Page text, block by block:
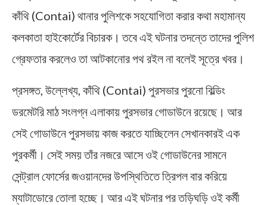
কাঁথি (Contai) থানার পুলিশকে সহযোগিতা করার কথা মহামান্য
কলকাতা হাইকোর্টের বিচারক। তবে এই ঘটনার তদন্তে তাদের পুলিশ
গ্রেফতার করলেও তা আটকানোর পথ রইল না বলেই সূত্রে খবর।
প্রসঙ্গত, উল্লেখ্য, কাঁথি (Contai) পুরসভার পুরনো বিল্ডিং
ডরমেটরি মাঠ সংলগ্ন এলাকায় পুরসভার গোডাউনে রয়েছে। আর
সেই গোডাউনে পুরসভায় কাজ করতে যাচ্ছিলেন সেখানকারই এক
পুরকর্মী। সেই সময় তাঁর নজরে আসে ওই গোডাউনের সামনে
সেন্ট্রাল ফোর্সের জওয়ানদের উপস্থিতিতে ত্রিপল বার করিয়ে
ম্যাটাডোরে তোলা হচ্ছে। আর এই ঘটনার পর তড়িঘড়ি ওই কর্মী